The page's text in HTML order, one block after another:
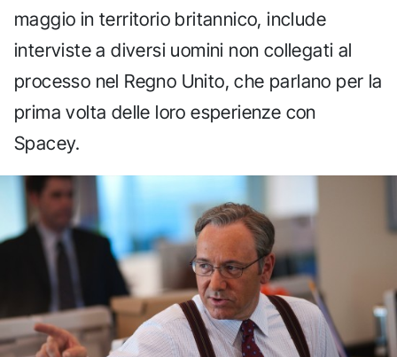
maggio in territorio britannico, include
interviste a diversi uomini non collegati al
processo nel Regno Unito, che parlano per la
prima volta delle loro esperienze con
Spacey.